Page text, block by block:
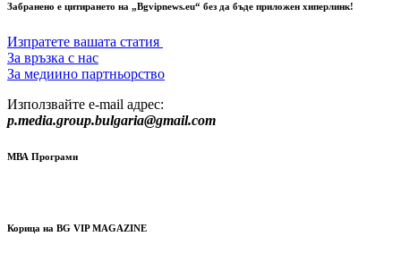
Забранено е цитирането на „Bgvipnews.eu“ без да бъде приложен хиперлинк!
Изпратете вашата статия
За връзка с нас
За медиино партньорство
Използвайте e-mail адрес:
p.media.group.bulgaria@gmail.com
МВА Програми
Корица на BG VIP MAGAZINE